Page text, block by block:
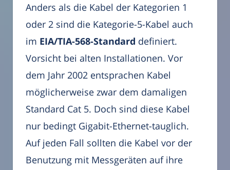
Anders als die Kabel der Kategorien 1
oder 2 sind die Kategorie-5-Kabel auch
im EIA/TIA-568-Standard definiert.
Vorsicht bei alten Installationen. Vor
dem Jahr 2002 entsprachen Kabel
möglicherweise zwar dem damaligen
Standard Cat 5. Doch sind diese Kabel
nur bedingt Gigabit-Ethernet-tauglich.
Auf jeden Fall sollten die Kabel vor der
Benutzung mit Messgeräten auf ihre